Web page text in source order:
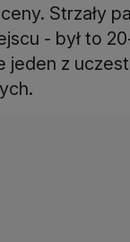
Strzały
- był to
jeden z